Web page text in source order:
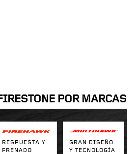
POR MARCAS
RESPUESTA Y
FRENADO
GRAN DISEÑO
Y TECNOLOGÍA